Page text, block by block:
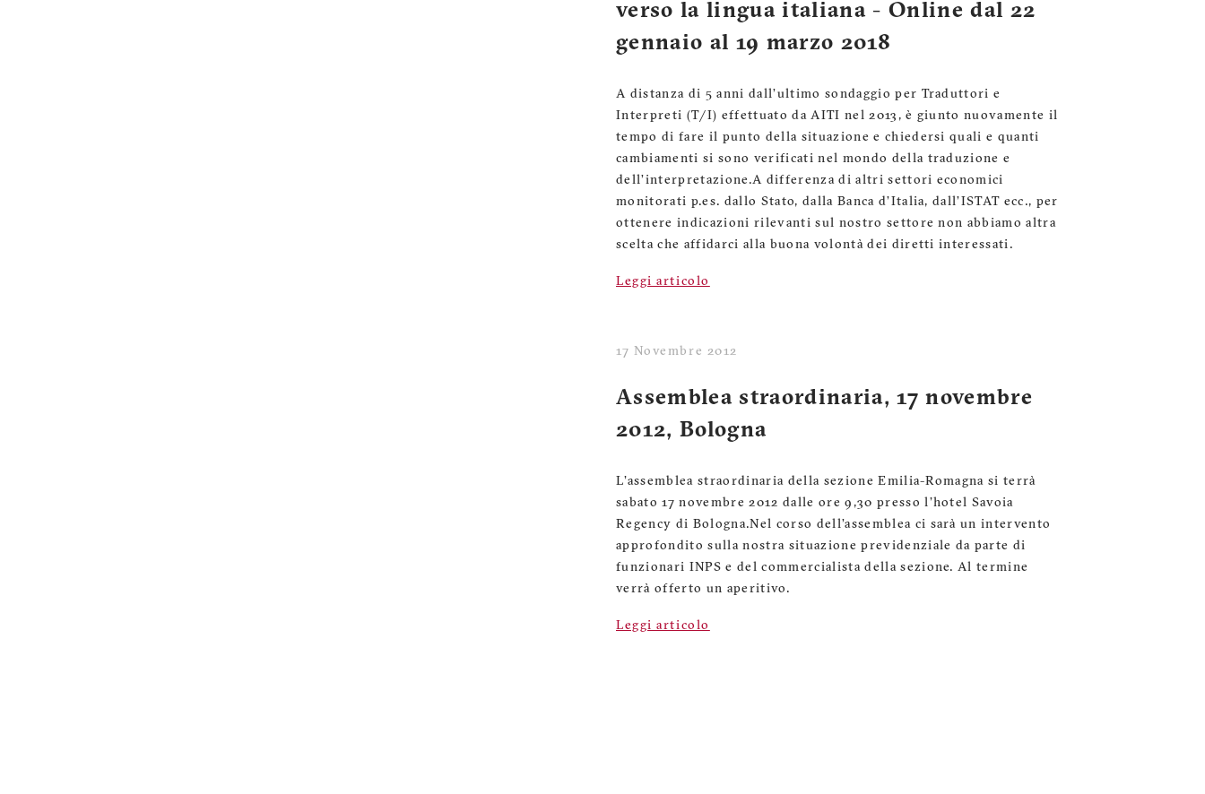
verso la lingua italiana - Online dal 22
gennaio al 19 marzo 2018
A distanza di 5 anni dall’ultimo sondaggio per Traduttori e
Interpreti (T/I) effettuato da AITI nel 2013, è giunto nuovamente il
tempo di fare il punto della situazione e chiedersi quali e quanti
cambiamenti si sono verificati nel mondo della traduzione e
dell’interpretazione.A differenza di altri settori economici
monitorati p.es. dallo Stato, dalla Banca d’Italia, dall’ISTAT ecc., per
ottenere indicazioni rilevanti sul nostro settore non abbiamo altra
scelta che affidarci alla buona volontà dei diretti interessati.
Leggi articolo
17 Novembre 2012
Assemblea straordinaria, 17 novembre
2012, Bologna
L'assemblea straordinaria della sezione Emilia-Romagna si terrà
sabato 17 novembre 2012 dalle ore 9,30 presso l'hotel Savoia
Regency di Bologna.Nel corso dell’assemblea ci sarà un intervento
approfondito sulla nostra situazione previdenziale da parte di
funzionari INPS e del commercialista della sezione. Al termine
verrà offerto un aperitivo.
Leggi articolo